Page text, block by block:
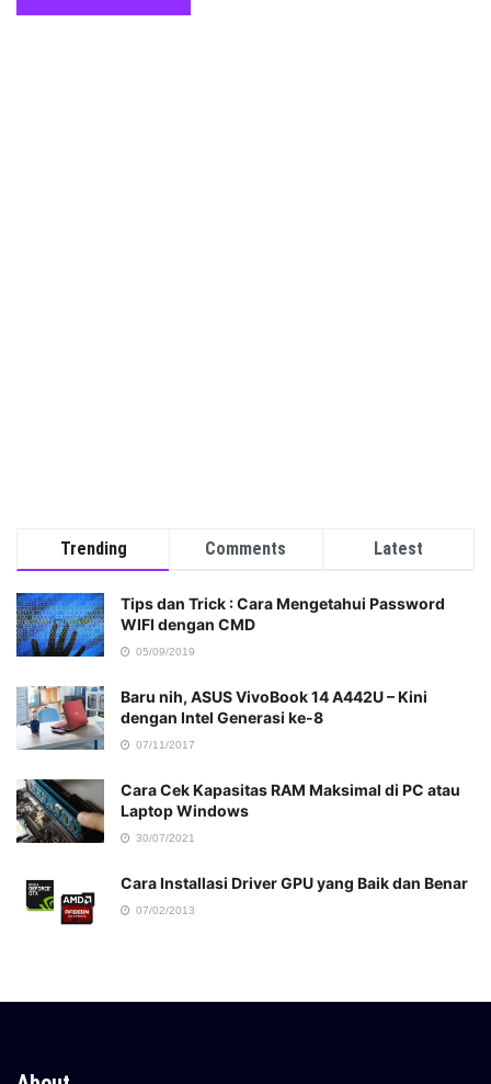
Trending Comments Latest
Tips dan Trick : Cara Mengetahui Password
WIFI dengan CMD
05/09/2019
Baru nih, ASUS VivoBook 14 A442U – Kini
dengan Intel Generasi ke-8
07/11/2017
Cara Cek Kapasitas RAM Maksimal di PC atau
Laptop Windows
30/07/2021
Cara Installasi Driver GPU yang Baik dan Benar
07/02/2013